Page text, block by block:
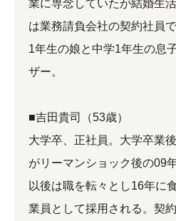
業に専念していたが結婚生
は業務請負会社の契約社員
1年生の娘と中学1年生の息
ザー。
■吉田貴司（53歳）
大学卒、正社員。大学卒業
がリーマンショック後の09
以後は職を転々とし16年に
業員として採用される。契